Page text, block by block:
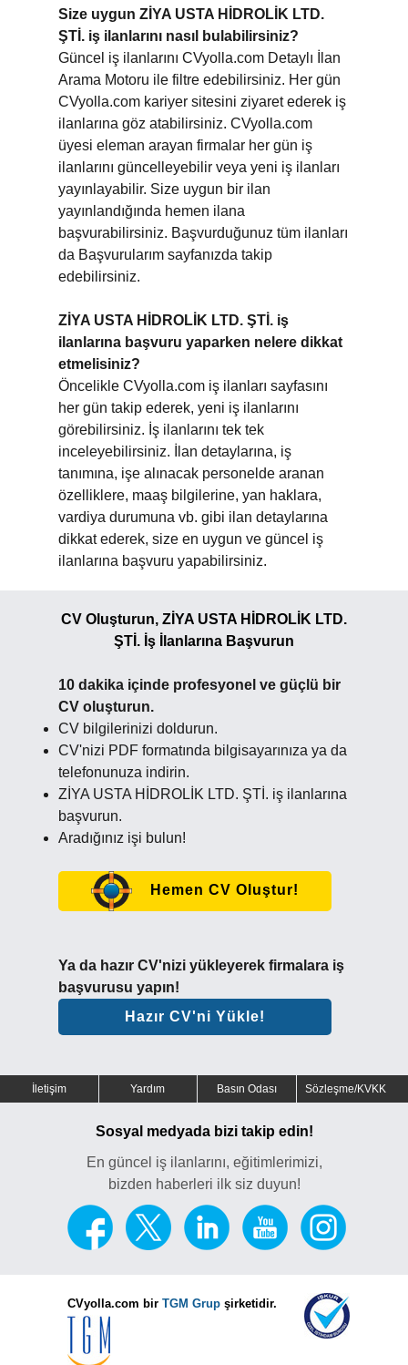
Size uygun ZİYA USTA HİDROLİK LTD.
ŞTİ. iş ilanlarını nasıl bulabilirsiniz?
Güncel iş ilanlarını CVyolla.com Detaylı İlan
Arama Motoru ile filtre edebilirsiniz. Her gün
CVyolla.com kariyer sitesini ziyaret ederek iş
ilanlarına göz atabilirsiniz. CVyolla.com
üyesi eleman arayan firmalar her gün iş
ilanlarını güncelleyebilir veya yeni iş ilanları
yayınlayabilir. Size uygun bir ilan
yayınlandığında hemen ilana
başvurabilirsiniz. Başvurduğunuz tüm ilanları
da Başvurularım sayfanızda takip
edebilirsiniz.
ZİYA USTA HİDROLİK LTD. ŞTİ. iş
ilanlarına başvuru yaparken nelere dikkat
etmelisiniz?
Öncelikle CVyolla.com iş ilanları sayfasını
her gün takip ederek, yeni iş ilanlarını
görebilirsiniz. İş ilanlarını tek tek
inceleyebilirsiniz. İlan detaylarına, iş
tanımına, işe alınacak personelde aranan
özelliklere, maaş bilgilerine, yan haklara,
vardiya durumuna vb. gibi ilan detaylarına
dikkat ederek, size en uygun ve güncel iş
ilanlarına başvuru yapabilirsiniz.
CV Oluşturun, ZİYA USTA HİDROLİK LTD.
ŞTİ. İş İlanlarına Başvurun
10 dakika içinde profesyonel ve güçlü bir
CV oluşturun.
CV bilgilerinizi doldurun.
CV'nizi PDF formatında bilgisayarınıza ya da
telefonunuza indirin.
ZİYA USTA HİDROLİK LTD. ŞTİ. iş ilanlarına
başvurun.
Aradığınız işi bulun!
Hemen CV Oluştur!
Ya da hazır CV'nizi yükleyerek firmalara iş
başvurusu yapın!
Hazır CV'ni Yükle!
İletişim Yardım Basın Odası Sözleşme/KVKK
Sosyal medyada bizi takip edin!
En güncel iş ilanlarını, eğitimlerimizi,
bizden haberleri ilk siz duyun!
CVyolla.com bir TGM Grup şirketidir.